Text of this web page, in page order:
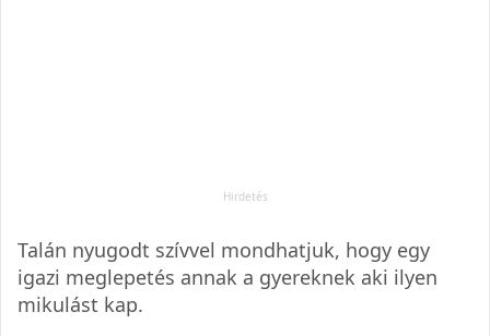
Talán nyugodt szívvel mondhatjuk, hogy egy
igazi meglepetés annak a gyereknek aki ilyen
mikulást kap.